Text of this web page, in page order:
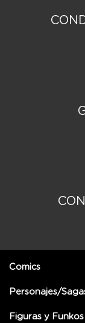
Comics
Personajes/
Figuras y Funkos